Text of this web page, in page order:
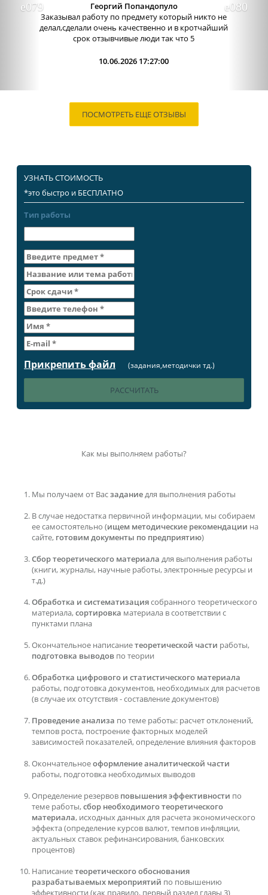
Отличный сервис, очень приятные
администраторы. Связь очень хорошо налажена,
поэтому можно узнавать новости о написании
работы. Сама...
09.06.2026 13:15:00
ПОСМОТРЕТЬ ЕЩЕ ОТЗЫВЫ
УЗНАТЬ СТОИМОСТЬ
*это быстро и БЕСПЛАТНО
Тип работы
Прикрепить файл (задания,методички тд.)
Как мы выполняем работы?
Мы получаем от Васзаданиедля выполнения работы
В случае недостатка первичной информации, мы собираем
ее самостоятельно (ищем методические рекомендации на
сайте, готовим документы по предприятию)
Сбор теоретического материала для выполнения работы
(книги, журналы, научные работы, электронные ресурсы и
т.д.)
Обработка и систематизациясобранного теоретического
материала,сортировка материала в соответствии с
пунктами плана
Окончательное написаниетеоретической части работы,
подготовка выводов по теории
Обработка цифрового и статистического материала
работы, подготовка документов, необходимых для расчетов
(в случае их отсутствия - составление документов)
Проведение анализа по теме работы: расчет отклонений,
темпов роста, построение факторных моделей
зависимостей показателей, определение влияния факторов
Окончательноеоформление аналитической части
работы, подготовка необходимых выводов
Определение резервов повышения эффективности по
теме работы,сбор необходимого теоретического
материала, исходных данных для расчета экономического
эффекта (определение курсов валют, темпов инфляции,
актуальных ставок рефинансирования, банковских
процентов)
Написаниетеоретического обоснования
разрабатываемых мероприятий по повышению
эффективности (как правило, первый раздел главы 3)